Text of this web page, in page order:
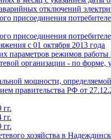
отключений
присоединения
присоединения
с 01 октября 2013 года
параметров режимов работы
организации - по
мощности,
правительства РФ от
хозяйства в